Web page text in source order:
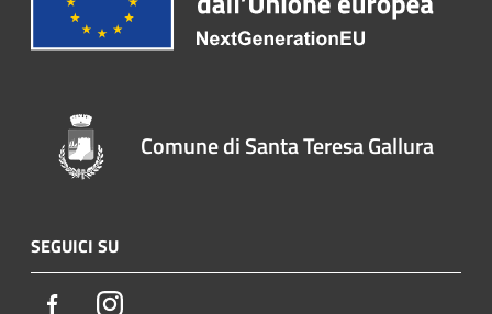
Comune di Santa Teresa Gallura
SEGUICI SU
FacebookInstagram